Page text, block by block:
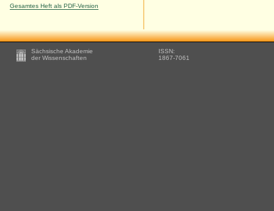
Gesamtes Heft als PDF-Version
Footer
Sächsische Akademie
der Wissenschaften
ISSN:
1867-7061